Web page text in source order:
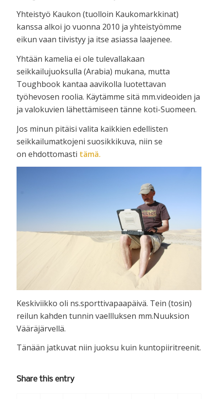
Yhteistyö Kaukon (tuolloin Kaukomarkkinat)
kanssa alkoi jo vuonna 2010 ja yhteistyömme
eikun vaan tiivistyy ja itse asiassa laajenee.
Yhtään kamelia ei ole tulevallakaan
seikkailujuoksulla (Arabia) mukana, mutta
Toughbook kantaa aavikolla luotettavan
työhevosen roolia. Käytämme sitä mm.videoiden ja
ja valokuvien lähettämiseen tänne koti-Suomeen.
Jos minun pitäisi valita kaikkien edellisten
seikkailumatkojeni suosikkikuva, niin se
on ehdottomasti tämä.
Keskiviikko oli ns.sporttivapaapäivä. Tein (tosin)
reilun kahden tunnin vaellluksen mm.Nuuksion
Vääräjärvellä.
Tänään jatkuvat niin juoksu kuin kuntopiiritreenit.
Share this entry